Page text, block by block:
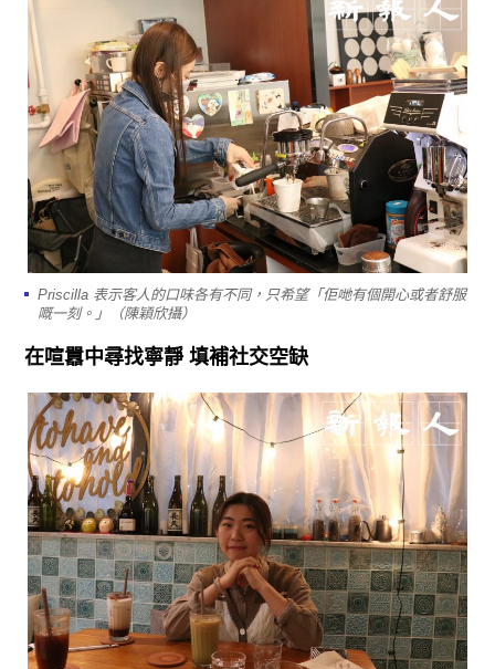
Priscilla 表示客人的口味各有不同，只希望「佢哋有個開心或者舒服
嘅一刻。」（陳穎欣攝）
在喧囂中尋找寧靜 填補社交空缺